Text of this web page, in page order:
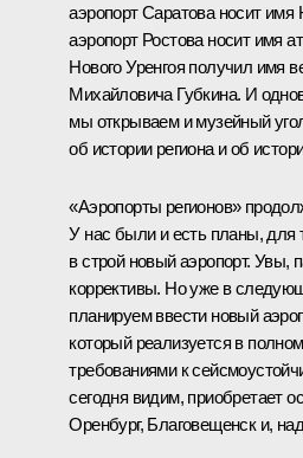
аэропорт Саратова носит
аэропорт Ростова носит имя
Нового Уренгоя получил имя
Михайловича Губкина. И
мы открываем и музейный
об истории региона и об
«Аэропорты регионов»
У нас были и есть планы, для
в строй новый аэропорт. Увы,
коррективы. Но уже в
планируем ввести новый
который реализуется в
требованиями к
сегодня видим, приобретает
Оренбург, Благовещенск и,